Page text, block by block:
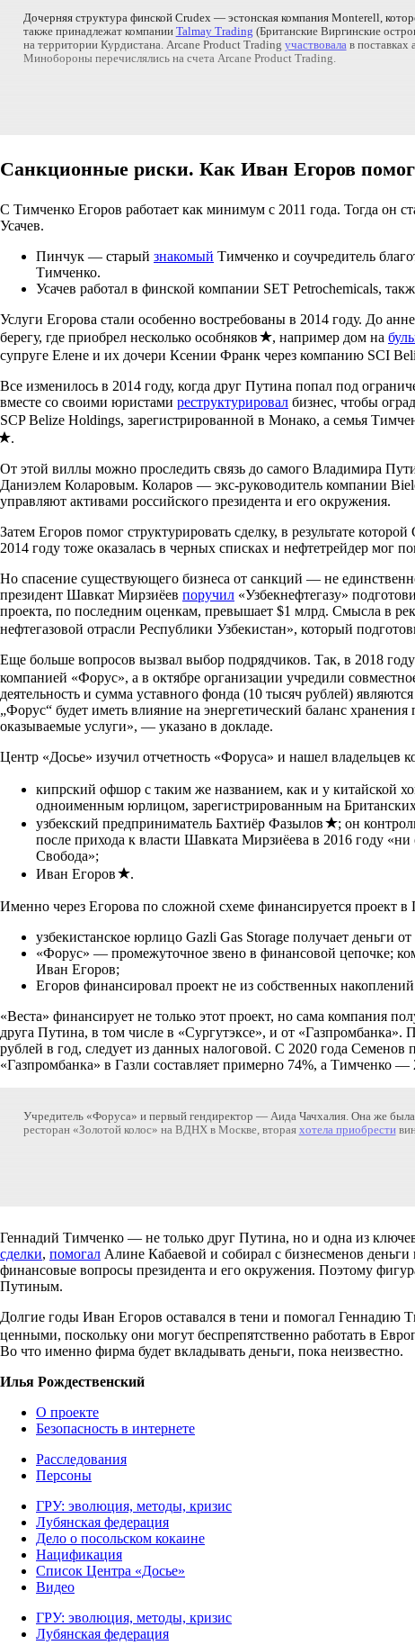
Дочерняя структура финской Crudex — эстонская компания Monterell,
также принадлежат компании Talmay Trading (Британские Виргинские
на территории Курдистана. Arcane Product Trading участвовалав поставках
Минобороны перечислялись на счета Arcane Product Trading.
Санкционные риски. Как Иван Егоров
С Тимченко Егоров работает как минимум с 2011 года. Тогда он
Усачев.
Пинчук — старый знакомый Тимченко и соучредитель
Тимченко.
Усачев работал в финской компании SET Petrochemicals,
Услуги Егорова стали особенно востребованы в 2014 году. До
берегу, где приобрел несколько особняков
, например дом на
супруге Елене и их дочери Ксении Франк через компанию SCI
Все изменилось в 2014 году, когда друг Путина попал под
вместе со своими юристами реструктурировал бизнес, чтобы
SCP Belize Holdings, зарегистрированной в Монако, а семья
.
От этой виллы можно проследить связь до самого Владимира
Даниэлем Коларовым. Коларов — экс-руководитель компании
управляют активами российского президента и его окружения.
Затем Егоров помог структурировать сделку, в результате
2014 году тоже оказалась в черных списках и нефтетрейдер мог
Но спасение существующего бизнеса от санкций — не
президент Шавкат Мирзиёев поручил «Узбекнефтегазу»
проекта, по последним оценкам, превышает $1 млрд. Смысла в
нефтегазовой отрасли Республики Узбекистан», который
Еще больше вопросов вызвал выбор подрядчиков. Так, в 2018
компанией «Форус», а в октябре организации учредили
деятельность и сумма уставного фонда (10 тысяч рублей)
„Форус“ будет иметь влияние на энергетический баланс
оказываемые услуги», — указано в докладе.
Центр «Досье» изучил отчетность «Форуса» и нашел владельцев
кипрский офшор с таким же названием, как и у
одноименным юрлицом, зарегистрированным на
узбекский предприниматель Бахтиёр Фазылов
; он
после прихода к власти Шавката Мирзиёева в 2016 году
Свобода»;
Иван Егоров
.
Именно через Егорова по сложной схеме финансируется проект в
узбекистанское юрлицо Gazli Gas Storage получает деньги
«Форус» — промежуточное звено в финансовой цепочке;
Иван Егоров;
Егоров финансировал проект не из собственных
«Веста» финансирует не только этот проект, но сама компания
друга Путина, в том числе в «Сургутэксе», и от
рублей в год, следует из данных налоговой. С 2020 года
«Газпромбанка» в Газли составляет примерно 74%, а Тимченко —
Учредитель «Форуса» и первый гендиректор — Аида Чачхалия. Она же
ресторан «Золотой колос» на ВДНХ в Москве, вторая хотела приобрести
Геннадий Тимченко — не только друг Путина, но и одна из
сделки, помогал Алине Кабаевой и собирал с бизнесменов деньги
финансовые вопросы президента и его окружения. Поэтому
Путиным.
Долгие годы Иван Егоров оставался в тени и помогал Геннадию
ценными, поскольку они могут беспрепятственно работать в
Во что именно фирма будет вкладывать деньги, пока неизвестно.
Илья Рождественский
О проекте
Безопасность в интернете
Расследования
Персоны
ГРУ: эволюция, методы, кризис
Лубянская федерация
Дело о посольском кокаине
Нацификация
Список Центра «Досье»
Видео
ГРУ: эволюция, методы, кризис
Лубянская федерация